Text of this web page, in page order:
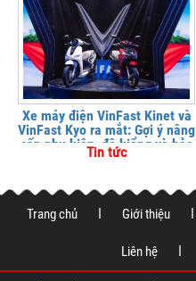
Xe máy điện VinFast Kinet và
VinFast Kyo ra mắt: Gợi ý nâng
cấp phụ kiện, độ kiểng và bảo
vệ xe tại
Tin tức
Trang chủ Giới thiệu
Liên hệ